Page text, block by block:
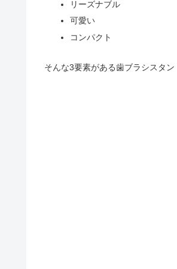
リーズナブル
可愛い
コンパクト
そんな3要素がある歯ブラシスタン